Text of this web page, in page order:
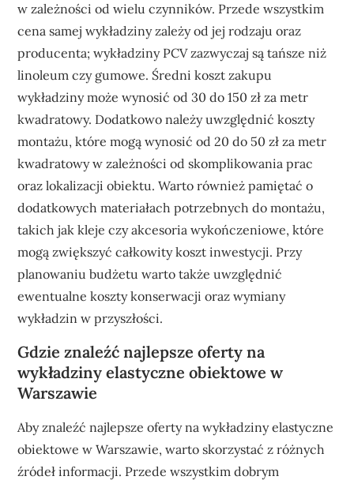
w zależności od wielu czynników. Przede wszystkim
cena samej wykładziny zależy od jej rodzaju oraz
producenta; wykładziny PCV zazwyczaj są tańsze niż
linoleum czy gumowe. Średni koszt zakupu
wykładziny może wynosić od 30 do 150 zł za metr
kwadratowy. Dodatkowo należy uwzględnić koszty
montażu, które mogą wynosić od 20 do 50 zł za metr
kwadratowy w zależności od skomplikowania prac
oraz lokalizacji obiektu. Warto również pamiętać o
dodatkowych materiałach potrzebnych do montażu,
takich jak kleje czy akcesoria wykończeniowe, które
mogą zwiększyć całkowity koszt inwestycji. Przy
planowaniu budżetu warto także uwzględnić
ewentualne koszty konserwacji oraz wymiany
wykładzin w przyszłości.
Gdzie znaleźć najlepsze oferty na
wykładziny elastyczne obiektowe w
Warszawie
Aby znaleźć najlepsze oferty na wykładziny elastyczne
obiektowe w Warszawie, warto skorzystać z różnych
źródeł informacji. Przede wszystkim dobrym